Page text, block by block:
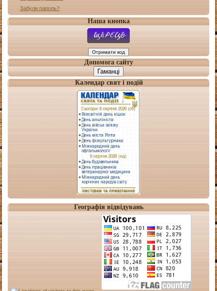
Забули пароль?
Наша кнопка
Допомога сайту
Гаманці
Календар свят і подій
Географія відвідувань